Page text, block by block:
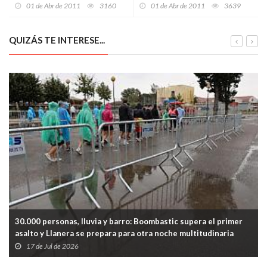
01 de Abr de 2011 3160 01 de Abr de 2011 3639
QUIZÁS TE INTERESE...
30.000 personas, lluvia y barro: Boombastic supera el primer
asalto y Llanera se prepara para otra noche multitudinaria
17 de Jul de 2026